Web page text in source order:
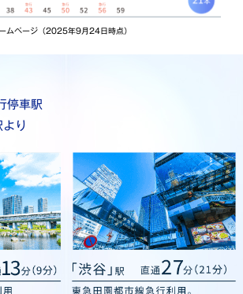
ムページ（2025年9月24日時点）
停車駅
より